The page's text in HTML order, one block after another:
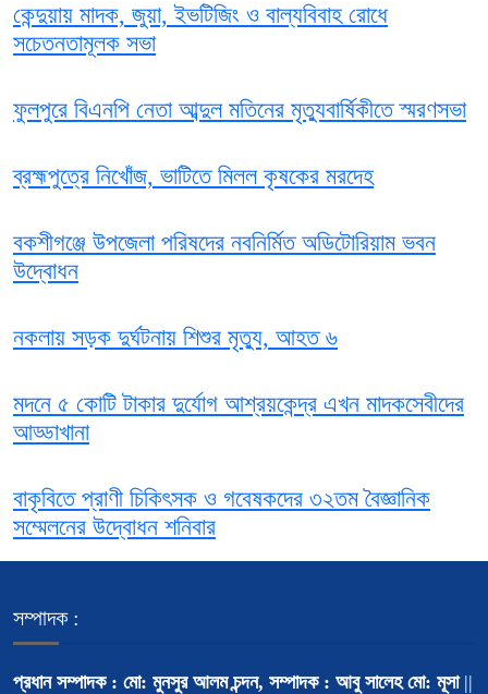
কেন্দুয়ায় মাদক, জুয়া, ইভটিজিং ও বাল্যবিবাহ রোধে
সচেতনতামূলক সভা
ফুলপুরে বিএনপি নেতা আব্দুল মতিনের মৃত্যুবার্ষিকীতে স্মরণসভা
ব্রহ্মপুত্রে নিখোঁজ, ভাটিতে মিলল কৃষকের মরদেহ
বকশীগঞ্জে উপজেলা পরিষদের নবনির্মিত অডিটোরিয়াম ভবন
উদ্বোধন
নকলায় সড়ক দুর্ঘটনায় শিশুর মৃত্যু, আহত ৬
মদনে ৫ কোটি টাকার দুর্যোগ আশ্রয়কেন্দ্র এখন মাদকসেবীদের
আড্ডাখানা
বাকৃবিতে প্রাণী চিকিৎসক ও গবেষকদের ৩২তম বৈজ্ঞানিক
সম্মেলনের উদ্বোধন শনিবার
সম্পাদক :
প্রধান সম্পাদক : মো: মুনসুর আলম চন্দন, সম্পাদক : আবু সালেহ মো: মূসা||